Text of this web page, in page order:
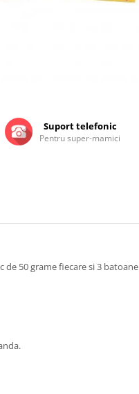
Suport telefonic
Pentru super-mamici
de 50 grame fiecare si 3 batoane